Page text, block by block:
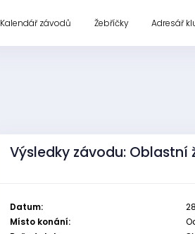
Kalendář závodů Žebříčky Adresář
Výsledky závodu: Oblastní
Datum:
Místo konání: